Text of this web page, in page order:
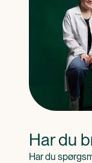
Har du
Har du